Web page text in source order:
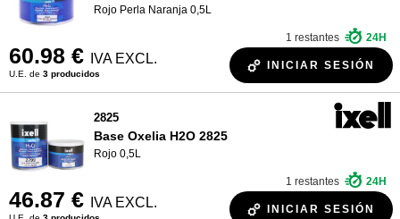
Rojo Perla Naranja 0,5L
60.98 € IVA EXCL.
U.E. de 3 producidos
1 restantes 24H
INICIAR SESIÓN
2825
Base Oxelia H2O 2825
Rojo 0,5L
46.87 € IVA EXCL.
1 restantes 24H
INICIAR SESIÓN